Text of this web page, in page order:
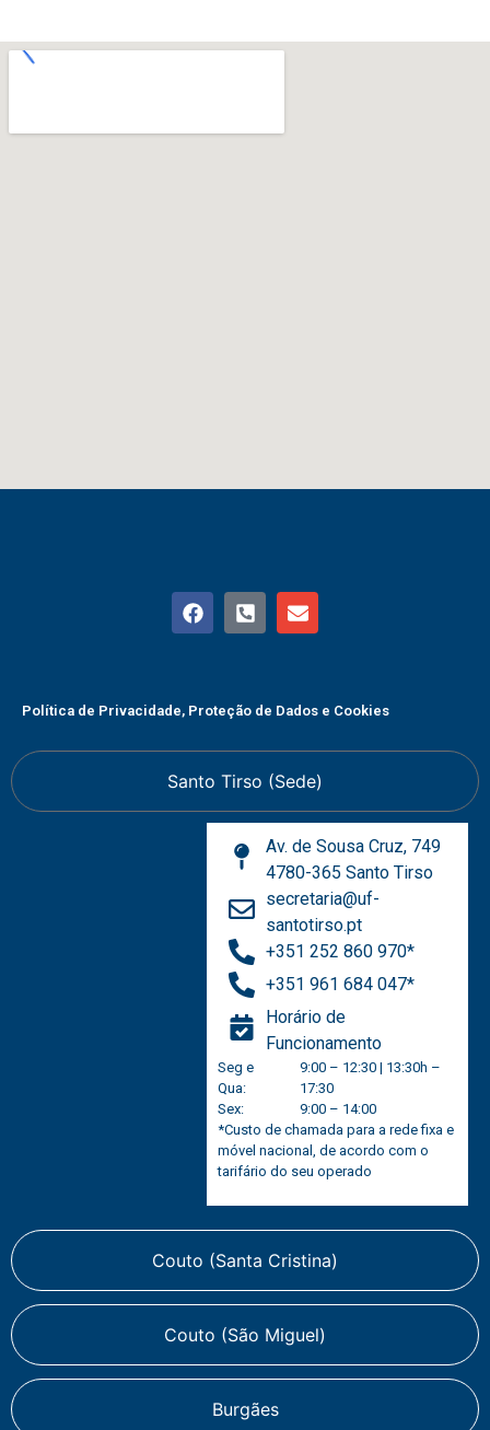
Política de Privacidade, Proteção de Dados e Cookies
Santo Tirso (Sede)
Couto (Santa Cristina)
Couto (São Miguel)
Burgães
Av. de Sousa Cruz, 749
4780-365 Santo Tirso
secretaria@uf-
santotirso.pt
+351 252 860 970*
+351 961 684 047*
Horário de
Funcionamento
Seg e
Qua:
Sex:
9:00 – 12:30 | 13:30h –
17:30
9:00 – 14:00
*Custo de chamada para a rede fixa e
móvel nacional, de acordo com o
tarifário do seu operado